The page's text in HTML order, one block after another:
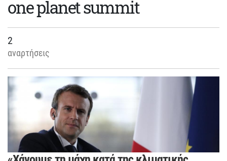
one planet summit
2
αναρτήσεις